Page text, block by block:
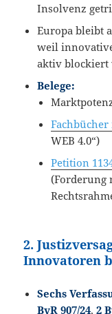
Insolvenz
Europa bleibt
weil
aktiv blockiert
Belege:
WEB 4.0“)
Petition
(Forderung
2.
Innovatoren
Sechs
BvR 907/24,2